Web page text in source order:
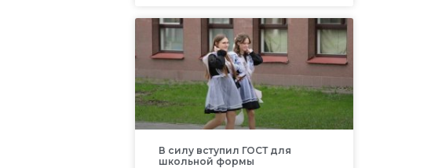
В силу вступил ГОСТ для
школьной формы